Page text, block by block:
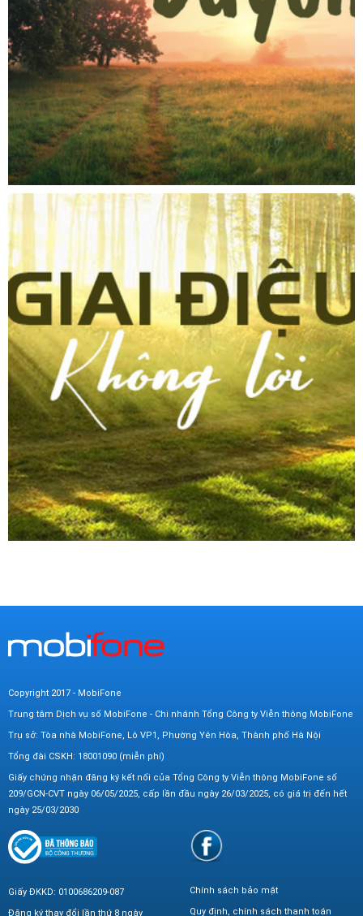
Copyright 2017 - MobiFone
Trung tâm Dịch vụ số MobiFone - Chi nhánh Tổng Công ty Viễn thông MobiFone
Trụ sở: Tòa nhà MobiFone, Lô VP1, Phường Yên Hòa, Thành phố Hà Nội
Tổng đài CSKH: 18001090 (miễn phí)
Giấy chứng nhận đăng ký kết nối của Tổng Công ty Viễn thông MobiFone số
209/GCN-CVT ngày 06/05/2025, cấp lần đầu ngày 26/03/2025, có giá trị đến hết
ngày 25/03/2030
Giấy ĐKKD: 0100686209-087
Đăng ký thay đổi lần thứ 8 ngày
Chính sách bảo mật
Quy định, chính sách thanh toán